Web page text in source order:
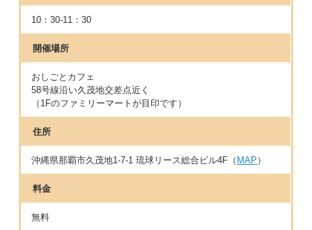
10：30-11：30
開催場所
おしごとカフェ
58号線沿い久茂地交差点近く
（1Fのファミリーマートが目印です）
住所
沖縄県那覇市久茂地1-7-1 琉球リース総合ビル4F（ MAP ）
料金
無料